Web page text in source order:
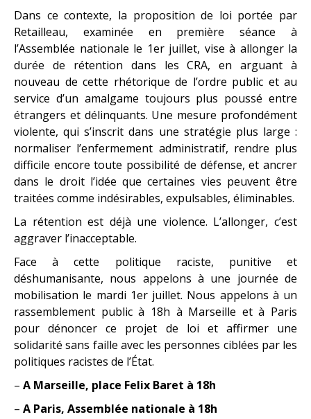
Dans ce contexte, la proposition de loi portée par
Retailleau, examinée en première séance à
l’Assemblée nationale le 1er juillet, vise à allonger la
durée de rétention dans les CRA, en arguant à
nouveau de cette rhétorique de l’ordre public et au
service d’un amalgame toujours plus poussé entre
étrangers et délinquants. Une mesure profondément
violente, qui s’inscrit dans une stratégie plus large :
normaliser l’enfermement administratif, rendre plus
difficile encore toute possibilité de défense, et ancrer
dans le droit l’idée que certaines vies peuvent être
traitées comme indésirables, expulsables, éliminables.
La rétention est déjà une violence. L’allonger, c’est
aggraver l’inacceptable.
Face à cette politique raciste, punitive et
déshumanisante, nous appelons à une journée de
mobilisation le mardi 1er juillet. Nous appelons à un
rassemblement public à 18h à Marseille et à Paris
pour dénoncer ce projet de loi et affirmer une
solidarité sans faille avec les personnes ciblées par les
politiques racistes de l’État.
– A Marseille, place Felix Baret à 18h
– A Paris, Assemblée nationale à 18h